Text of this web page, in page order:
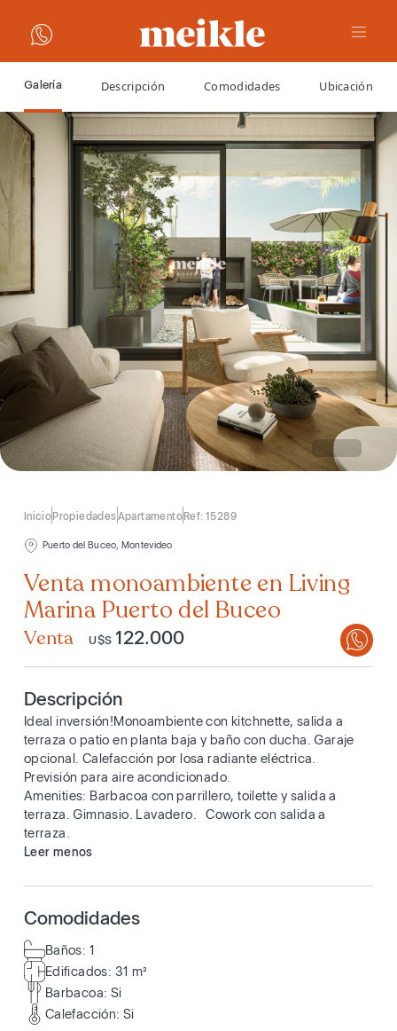
Galería Descripción Comodidades Ubicación
InicioPropiedadesApartamentoRef: 15289
VOLVER
Puerto del Buceo, Montevideo
Venta monoambiente en Living
Marina Puerto del Buceo
Venta U$S122.000
Descripción
Ideal inversión!Monoambiente con kitchnette, salida a
terraza o patio en planta baja y baño con ducha. Garaje
opcional. Calefacción por losa radiante eléctrica.
Previsión para aire acondicionado.
Amenities: Barbacoa con parrillero, toilette y salida a
terraza. Gimnasio. Lavadero. Cowork con salida a
terraza.
Leer menos
Comodidades
Baños: 1
Edificados: 31 m²
Barbacoa: Si
Calefacción: Si